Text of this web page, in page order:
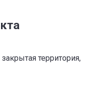
территория,